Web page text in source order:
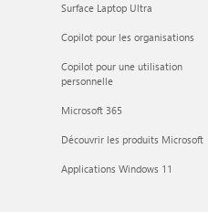
Surface Laptop Ultra
Copilot pour les organisations
Copilot pour une utilisation
personnelle
Microsoft 365
Découvrir les produits Microsoft
Applications Windows 11